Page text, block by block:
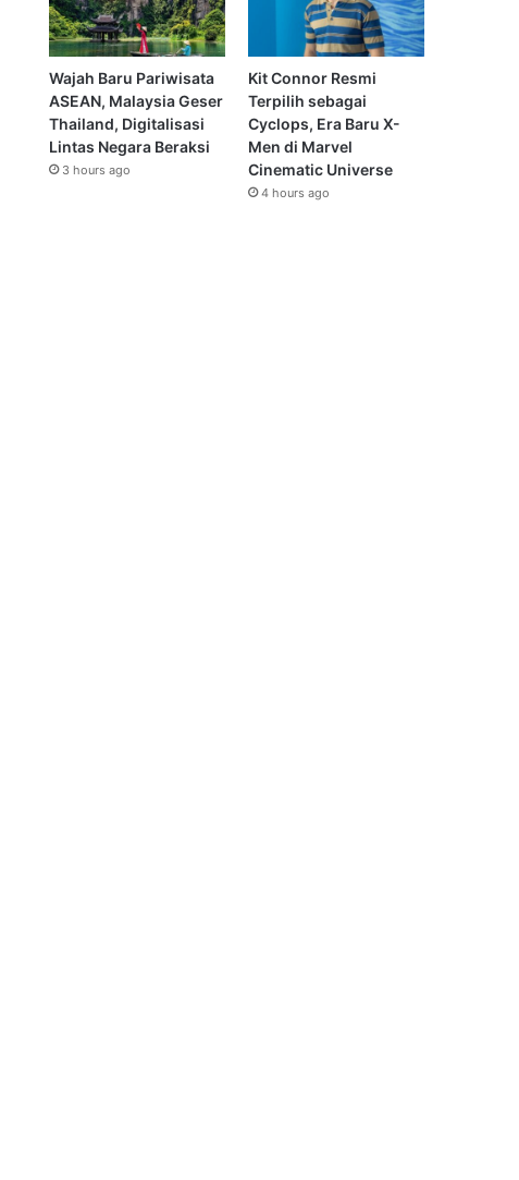
Wajah Baru Pariwisata
ASEAN, Malaysia Geser
Thailand, Digitalisasi
Lintas Negara Beraksi
3 hours ago
Kit Connor Resmi
Terpilih sebagai
Cyclops, Era Baru X-
Men di Marvel
Cinematic Universe
4 hours ago